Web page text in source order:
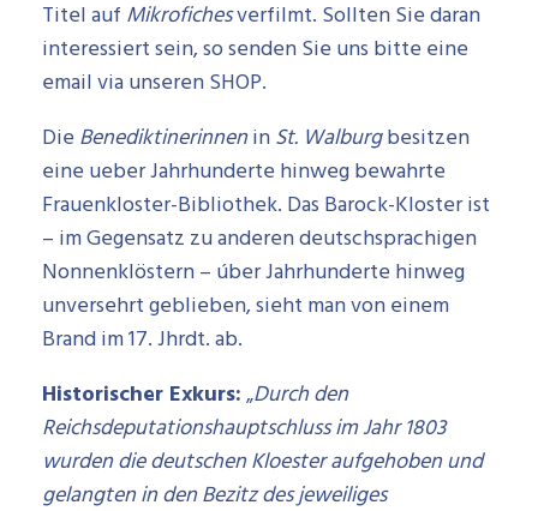
Titel auf Mikrofichesverfilmt. Sollten Sie daran
interessiert sein, so senden Sie uns bitte eine
email via unseren SHOP.
Die Benediktinerinnenin St. Walburgbesitzen
eine ueber Jahrhunderte hinweg bewahrte
Frauenkloster-Bibliothek. Das Barock-Kloster ist
– im Gegensatz zu anderen deutschsprachigen
Nonnenklöstern – úber Jahrhunderte hinweg
unversehrt geblieben, sieht man von einem
Brand im 17. Jhrdt. ab.
Historischer Exkurs: „Durch den
Reichsdeputationshauptschluss im Jahr 1803
wurden die deutschen Kloester aufgehoben und
gelangten in den Bezitz des jeweiliges